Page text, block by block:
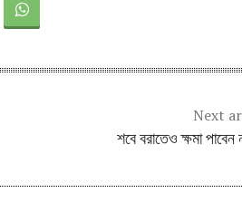
Next
শবে বরাতেও ক্ষমা পাবেন